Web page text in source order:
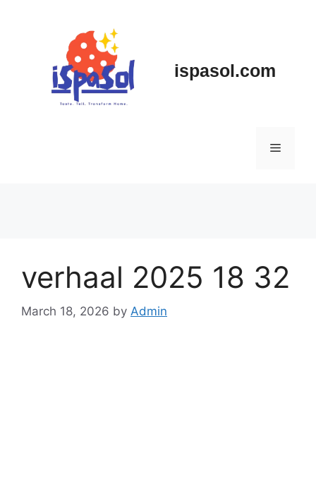
ispasol.com
Menu
verhaal 2025 18 32
March 18, 2026 by Admin